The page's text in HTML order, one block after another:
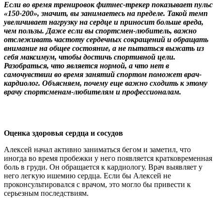
Если во время тренировок фитнес-трекер показывает пульс
«150-200», значит, вы занимаетесь на пределе. Такой темп
увеличивает нагрузку на сердце и приносит больше вреда,
чем пользы. Даже если вы спортсмен-любитель, важно
отслеживать частоту сердечных сокращений и обращать
внимание на общее состояние, а не пытаться выжать из
себя максимум, чтобы достичь спортивной цели.
Разобраться, что является нормой, а что нет в
самочувствии во время занятий спортом поможет врач-
кардиолог. Объясняем, почему еще важно сходить к этому
врачу спортсменам-любителям и профессионалам.
Оценка здоровья сердца и сосудов
Алексей начал активно заниматься бегом и заметил, что
иногда во время пробежки у него появляется кратковременная
боль в груди. Он обращается к кардиологу. Врач выявляет у
него легкую ишемию сердца. Если бы Алексей не
проконсультировался с врачом, это могло бы привести к
серьезным последствиям.